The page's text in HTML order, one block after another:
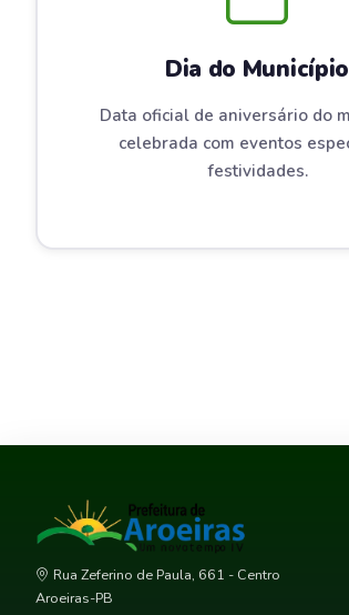
Dia do Município
Data oficial de aniversário do
celebrada com eventos
festividades.
Rua Zeferino de Paula, 661 - Centro
Aroeiras-PB